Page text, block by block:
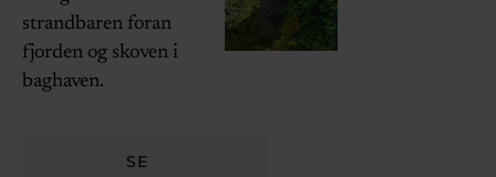
strandbaren foran
fjorden og skoven i
baghaven.
SE